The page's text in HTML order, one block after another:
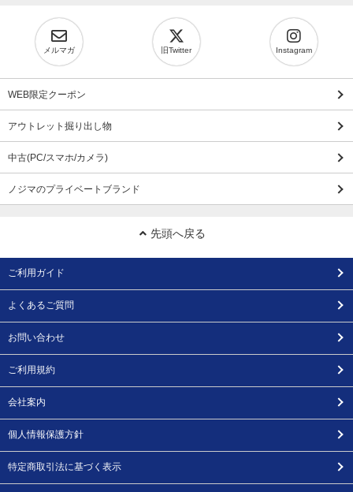
メルマガ 旧Twitter Instagram
WEB限定クーポン
アウトレット掘り出し物
中古(PC/スマホ/カメラ)
ノジマのプライベートブランド
先頭へ戻る
ご利用ガイド
よくあるご質問
お問い合わせ
ご利用規約
会社案内
個人情報保護方針
特定商取引法に基づく表示